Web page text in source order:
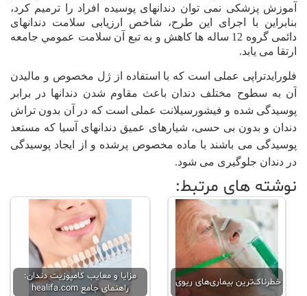
آموزش پزشکی نمی توان دندانهای پوسیده افراد را ترمیم کرد،
بنابراین با اجرای این طرح، شاخص ارزیابی سلامت دندانهای
دائمی گروه 12 ساله ها کاهش و به تبع آن سلامت عمومي جامعه
ارتقا می یابد.
فلورایدتراپی عملی است که با استفاده از ژل مخصوص و مالیدن
آن به سطوح مختلف دندان باعث مقاوم شدن دندانها در برابر
پوسیدگی شده و فیشورسیلانت عملی است که در آن بدون تراش
دندان و بدون بی حسی، شیارهای عمیق دندانهای آسیا که مستعد
پوسیدگی می باشند با ماده مخصوص پرشده و از ایجاد پوسیدگی
در دندان جلوگیری می شود.
نوشته های مرتبط:
خطرناک‌ترین بیماری‌های ریوی
مزایا و معایب کامپوزیت دندان:
راهنمای جامع healifa.com